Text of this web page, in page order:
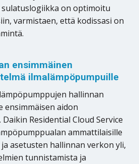
on optimoitu
varmistaen, että kodissasi on
ensimmäinen
ilmalämpöpumpuille
hallinnan
aidon
Residential Cloud Service
ammattilaisille
asetusten hallinnan verkon yli,
tunnistamista ja